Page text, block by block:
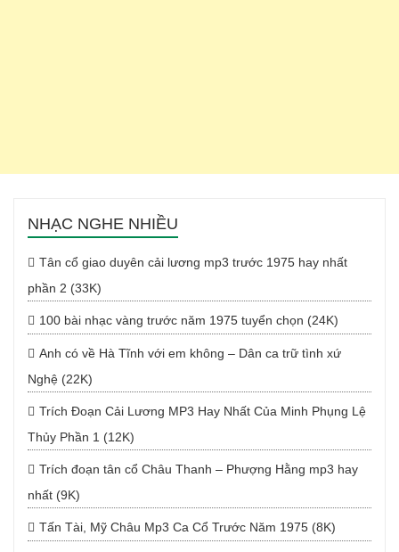
NHẠC NGHE NHIỀU
Tân cổ giao duyên cải lương mp3 trước 1975 hay nhất
phần 2 (33K)
100 bài nhạc vàng trước năm 1975 tuyển chọn (24K)
Anh có về Hà Tĩnh với em không – Dân ca trữ tình xứ
Nghệ (22K)
Trích Đoạn Cải Lương MP3 Hay Nhất Của Minh Phụng Lệ
Thủy Phần 1 (12K)
Trích đoạn tân cổ Châu Thanh – Phượng Hằng mp3 hay
nhất (9K)
Tấn Tài, Mỹ Châu Mp3 Ca Cổ Trước Năm 1975 (8K)